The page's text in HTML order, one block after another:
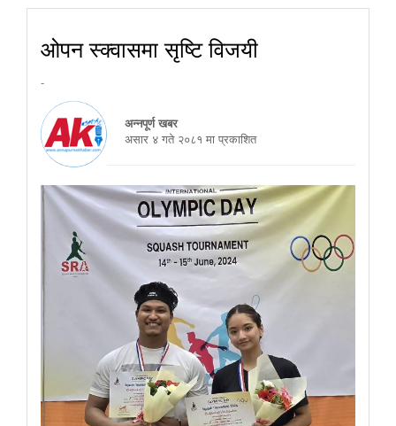
ओपन स्क्वासमा सृष्टि विजयी
-
अन्नपूर्ण खबर
असार ४ गते २०८१ मा प्रकाशित